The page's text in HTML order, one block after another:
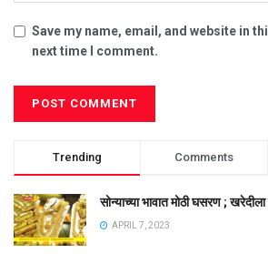
Save my name, email, and website in
next time I comment.
Trending Comments
सोन्याच्या भावात मोठी घसरण ;
APRIL 7, 2023